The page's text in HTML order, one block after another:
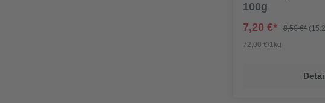
100g
7,20 €*
8,50 €*
72,00 €/1kg